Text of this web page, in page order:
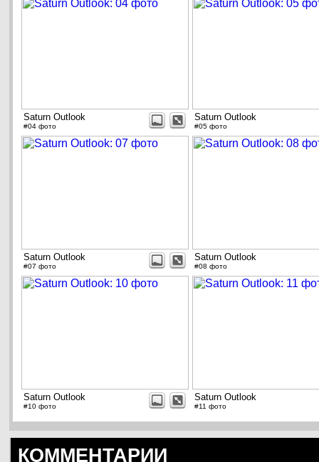
Saturn Outlook
#04 фото
Saturn Outlook
#05 фото
Saturn Outlook
#07 фото
Saturn Outlook
#08 фото
Saturn Outlook
#10 фото
Saturn Outlook
#11 фото
КОММЕНТАРИИ